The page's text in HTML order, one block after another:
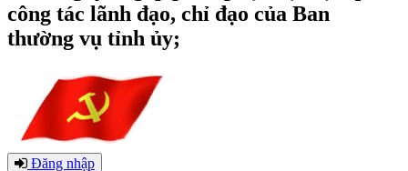
công tác lãnh đạo, chỉ đạo của Ban
thường vụ tỉnh ủy;
Đăng nhập